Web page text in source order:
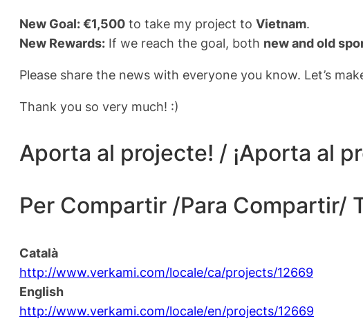
New Goal: €1,500 to take my project to Vietnam.
New Rewards: If we reach the goal, both new and old
Please share the news with everyone you know. Let’s
Thank you so very much! :)
Aporta al projecte! / ¡Aporta al
Per Compartir /Para Compartir/
Català
http://www.verkami.com/locale/ca/projects/12669
English
http://www.verkami.com/locale/en/projects/12669